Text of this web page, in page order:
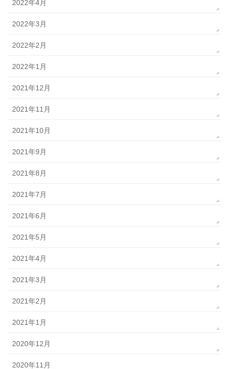
2022年4月
2022年3月
2022年2月
2022年1月
2021年12月
2021年11月
2021年10月
2021年9月
2021年8月
2021年7月
2021年6月
2021年5月
2021年4月
2021年3月
2021年2月
2021年1月
2020年12月
2020年11月